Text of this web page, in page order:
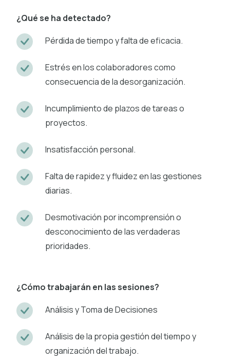
¿Qué se ha detectado?
Pérdida de tiempo y falta de eficacia.
Estrés en los colaboradores como
consecuencia de la desorganización.
Incumplimiento de plazos de tareas o
proyectos.
Insatisfacción personal.
Falta de rapidez y fluidez en las gestiones
diarias.
Desmotivación por incomprensión o
desconocimiento de las verdaderas
prioridades.
¿Cómo trabajarán en las sesiones?
Análisis y Toma de Decisiones
Análisis de la propia gestión del tiempo y
organización del trabajo.